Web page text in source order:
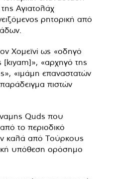
Αγιατολάχ
ρητορική από
Χομεϊνί ως «οδηγό
«αρχηγό της
«ιμάμη επαναστατών
πιστών
Quds που
το περιοδικό
καλά από Τούρκους
υπόθεση ορόσημο